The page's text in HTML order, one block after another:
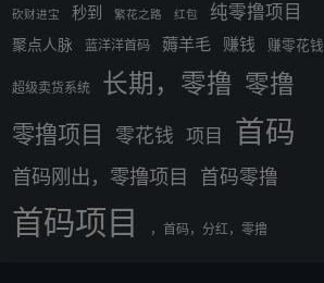
砍财进宝 秒到 繁花之路 红包 纯零撸项目
聚点人脉 蓝洋洋首码 薅羊毛 赚钱 赚零花钱
超级卖货系统 长期，零撸 零撸
零撸项目 零花钱 项目 首码
首码刚出，零撸项目 首码零撸
首码项目 ，首码，分红，零撸